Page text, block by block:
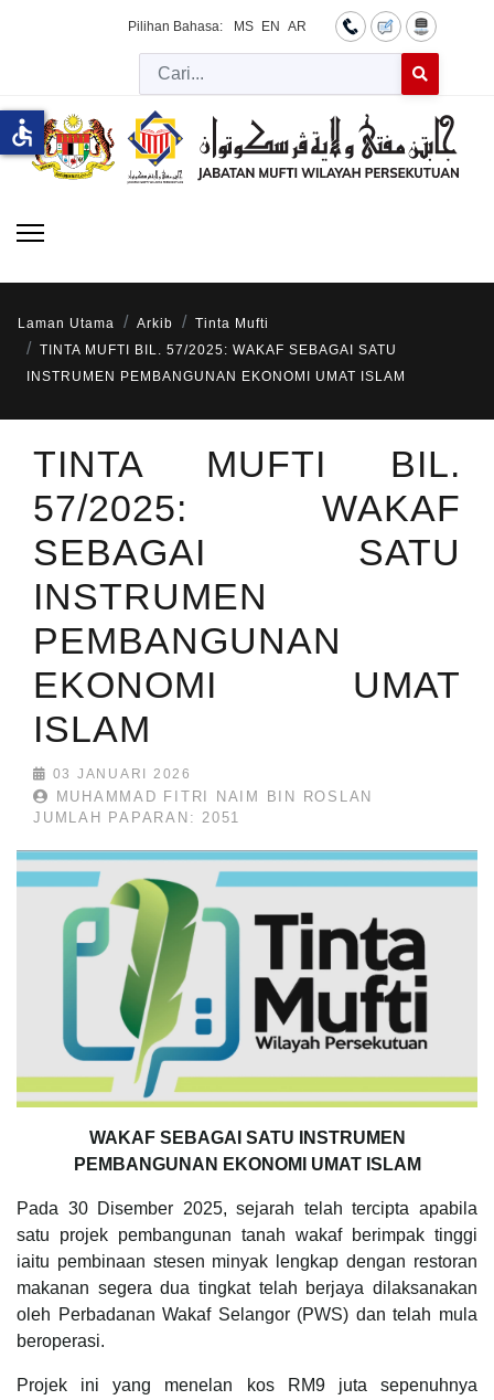
Pilihan Bahasa: MS EN AR
Cari
Laman Utama Arkib
Tinta Mufti
TINTA MUFTI BIL. 57/2025: WAKAF SEBAGAI SATU
INSTRUMEN PEMBANGUNAN EKONOMI UMAT ISLAM
TINTA MUFTI BIL.
57/2025: WAKAF
SEBAGAI SATU
INSTRUMEN
PEMBANGUNAN
EKONOMI UMAT
ISLAM
03 JANUARI 2026
MUHAMMAD FITRI NAIM BIN ROSLAN
JUMLAH PAPARAN: 2051
WAKAF SEBAGAI SATU INSTRUMEN
PEMBANGUNAN EKONOMI UMAT ISLAM
Pada 30 Disember 2025, sejarah telah tercipta apabila
satu projek pembangunan tanah wakaf berimpak tinggi
iaitu pembinaan stesen minyak lengkap dengan restoran
makanan segera dua tingkat telah berjaya dilaksanakan
oleh Perbadanan Wakaf Selangor (PWS) dan telah mula
beroperasi.
Projek ini yang menelan kos RM9 juta sepenuhnya
accessible